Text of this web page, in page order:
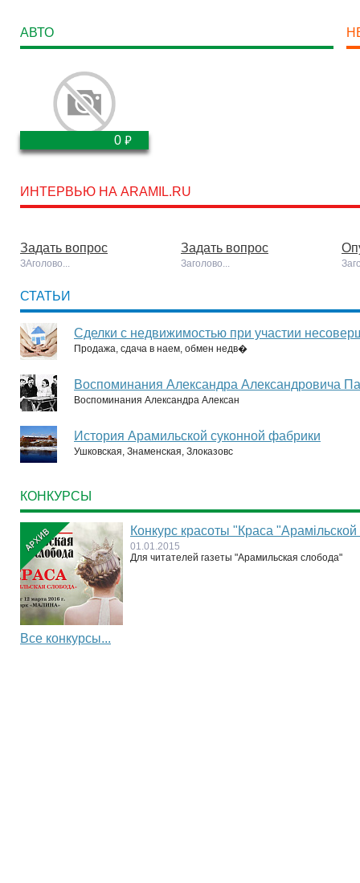
АВТО
0 ₽
ИНТЕРВЬЮ НА ARAMIL.RU
Задать вопрос
ЗАголово...
Задать вопрос
Заголово...
СТАТЬИ
Сделки с недвижимостью при участии
Продажа, сдача в наем, обмен недв�
Воспоминания Александра Александровича
Воспоминания Александра Алексан
История Арамильской суконной фабрики
Ушковская, Знаменская, Злоказовс
КОНКУРСЫ
Конкурс красоты "Краса
01.01.2015
Для читателей газеты "Арамильская слобода"
Все конкурсы...